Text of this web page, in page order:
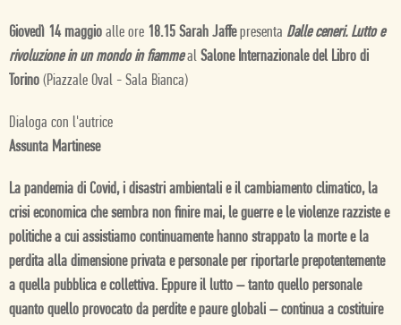
Giovedì 14 maggio alle ore 18.15 Sarah Jaffepresenta Dalle ceneri. Lutto e
rivoluzione in un mondo in fiammeal Salone Internazionale del Libro di
Torino (Piazzale Oval - Sala Bianca)
Dialoga con l'autrice
Assunta Martinese
La pandemia di Covid, i disastri ambientali e il cambiamento climatico, la
crisi economica che sembra non finire mai, le guerre e le violenze razziste e
politiche a cui assistiamo continuamente hanno strappato la morte e la
perdita alla dimensione privata e personale per riportarle prepotentemente
a quella pubblica e collettiva. Eppure il lutto – tanto quello personale
quanto quello provocato da perdite e paure globali – continua a costituire